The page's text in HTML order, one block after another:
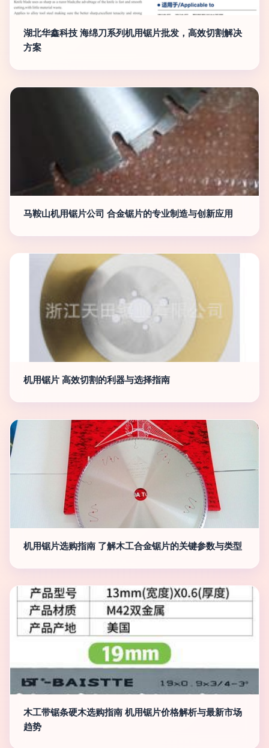
湖北华鑫科技 海绵刀系列机用锯片批发，高效切割解决
方案
马鞍山机用锯片公司 合金锯片的专业制造与创新应用
机用锯片 高效切割的利器与选择指南
机用锯片选购指南 了解木工合金锯片的关键参数与类型
木工带锯条硬木选购指南 机用锯片价格解析与最新市场
趋势